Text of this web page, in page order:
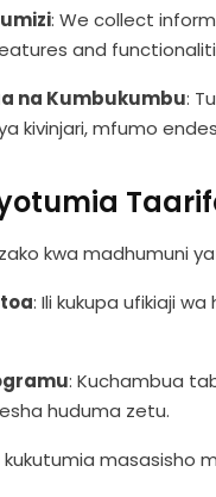
: We collect
and
na Kumbukumbu:
kivinjari, mfumo
kwa madhumuni
: Ili kukupa ufikiaji
: Kuchambua
huduma zetu.
kukutumia masasisho